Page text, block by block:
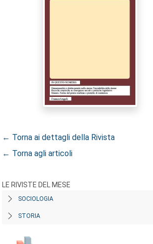
← Torna ai dettagli della Rivista
← Torna agli articoli
LE RIVISTE DEL MESE
SOCIOLOGIA
STORIA